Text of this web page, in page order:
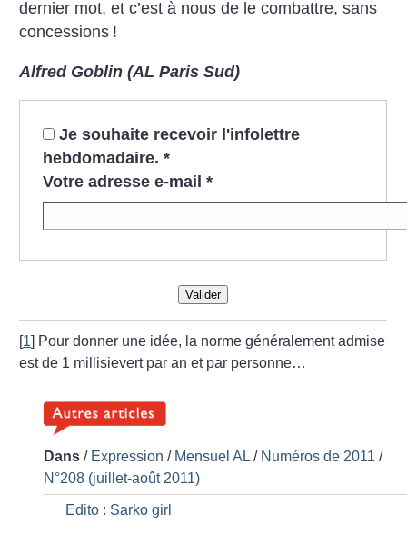
dernier mot, et c’est à nous de le combattre, sans
concessions !
Alfred Goblin (AL Paris Sud)
Je souhaite recevoir l'infolettre
hebdomadaire. *
Votre adresse e-mail *
Valider
1 Pour donner une idée, la norme généralement admise
est de 1 millisievert par an et par personne…
Dans / Expression / Mensuel AL / Numéros de 2011 /
N°208 (juillet-août 2011)
Edito : Sarko girl